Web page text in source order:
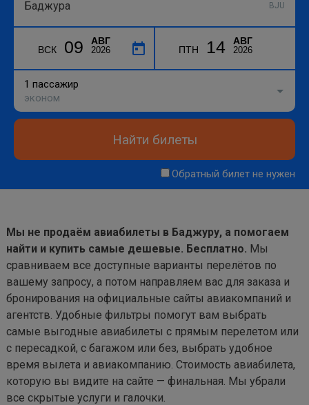
BJU
ВСК 09 АВГ
2026 ПТН 14 АВГ
2026
1 пассажир
эконом
Найти билеты
Обратный билет не нужен
Мы не продаём авиабилеты в Баджуру, а помогаем
найти и купить самые дешевые. Бесплатно. Мы
сравниваем все доступные варианты перелётов по
вашему запросу, а потом направляем вас для заказа и
бронирования на официальные сайты авиакомпаний и
агентств. Удобные фильтры помогут вам выбрать
самые выгодные авиабилеты с прямым перелетом или
с пересадкой, с багажом или без, выбрать удобное
время вылета и авиакомпанию. Стоимость авиабилета,
которую вы видите на сайте — финальная. Мы убрали
все скрытые услуги и галочки.